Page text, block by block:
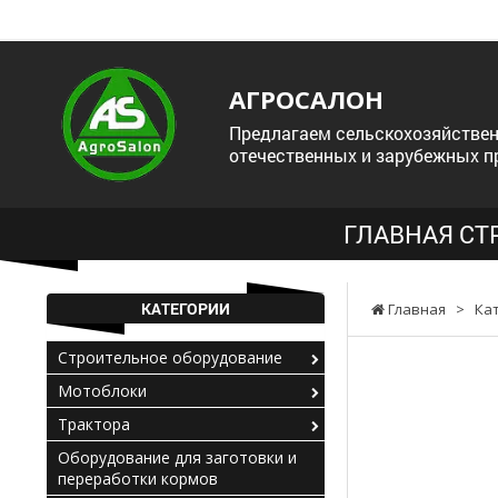
АГРОСАЛОН
Предлагаем
отечественных и зарубежных
ГЛАВНАЯ
Главная >
КАТЕГОРИИ
Строительное оборудование
Мотоблоки
Трактора
Оборудование для заготовки и
переработки кормов